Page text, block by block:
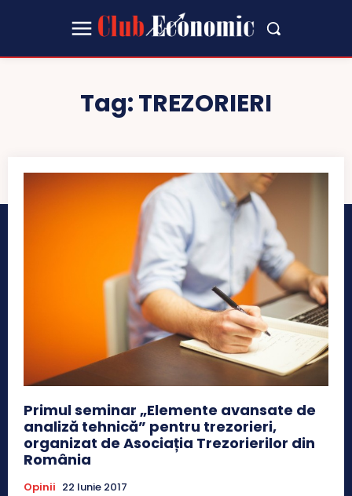
Tag:TREZORIERI
Primul seminar „Elemente avansate de
analiză tehnică” pentru trezorieri,
organizat de Asociația Trezorierilor din
România
Opinii 22 Iunie 2017